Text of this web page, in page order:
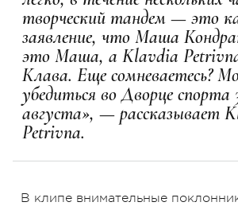
творческий тандем — это
заявление, что Маша
это Маша, а Klavdia
Клава. Еще сомневаетесь?
убедиться во Дворце спорта
августа», — рассказывает
Petrivna.
В клипе внимательные